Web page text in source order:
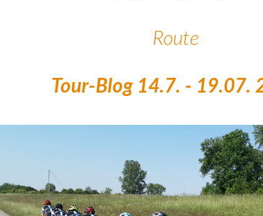
Route
Tour-Blog 14.7. - 19.07.